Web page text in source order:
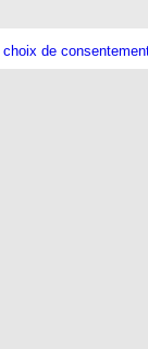
choix de